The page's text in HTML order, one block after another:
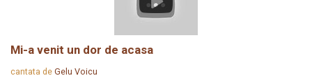
Mi-a venit un dor de acasa
cantata de Gelu Voicu